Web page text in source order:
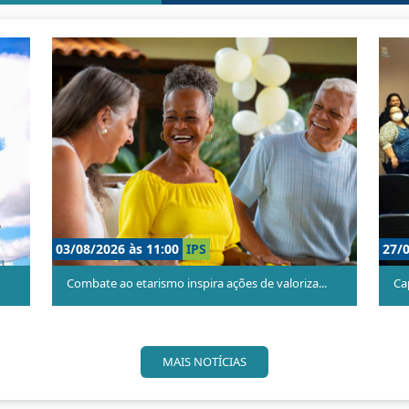
ben...
24/06/2026 às 10:00 IPS
Instituto de Previdência lança série de vídeo...
MAIS NOTÍCIAS